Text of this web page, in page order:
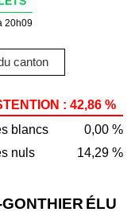
20h09
canton
: 42,86 %
blancs
0,00 %
nuls
14,29 %
ÉLU